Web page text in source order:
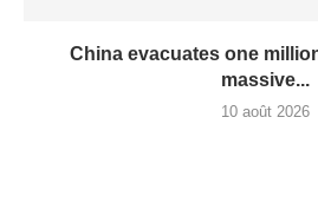
China evacuates one
massive...
10 août 2026